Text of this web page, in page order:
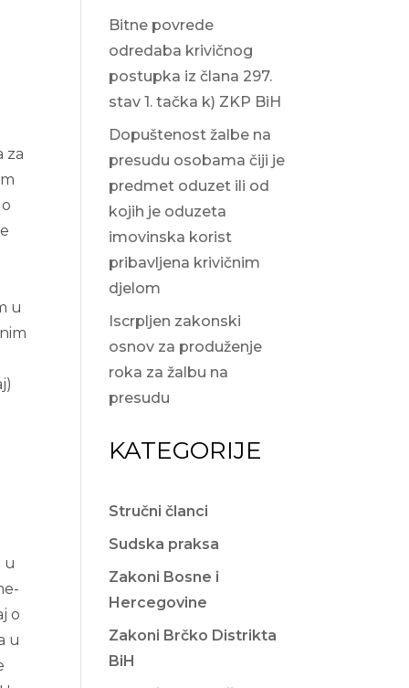
za
u
u
o
u
Bitne povrede
odredaba krivičnog
postupka iz člana 297.
stav 1. tačka k) ZKP BiH
Dopuštenost žalbe na
presudu osobama čiji je
predmet oduzet ili od
kojih je oduzeta
imovinska korist
pribavljena krivičnim
djelom
Iscrpljen zakonski
osnov za produženje
roka za žalbu na
presudu
KATEGORIJE
Stručni članci
Sudska praksa
Zakoni Bosne i
Hercegovine
Zakoni Brčko Distrikta
BiH